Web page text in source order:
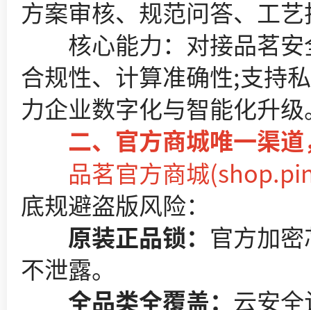
方案审核、规范问答、工
核心能力：对接品茗安
合规性、计算准确性;支持
力企业数字化与智能化升
二、官方商城唯一渠道
品茗官方商城
底规避盗版风险：
原装正品锁： 官方加
不泄露。
全品类全覆盖： 云安